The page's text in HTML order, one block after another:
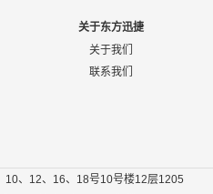
关于东方迅捷
关于我们
联系我们
10、12、16、18号10号楼12层1205